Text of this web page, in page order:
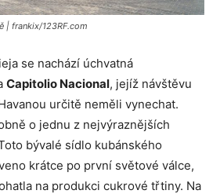
| frankix/123RF.com
se nachází úchvatná
Capitolio Nacional, jejíž návštěvu
určitě neměli vynechat.
o jednu z nejvýraznějších
bývalé sídlo kubánského
krátce po první světové válce,
na produkci cukrové třtiny. Na